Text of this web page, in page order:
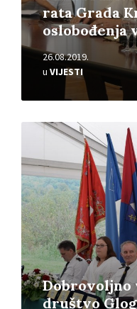
rata Grada
oslobođenja
26.08.2019.
u VIJESTI
Dobrovoljno
društvo
Pročitajte